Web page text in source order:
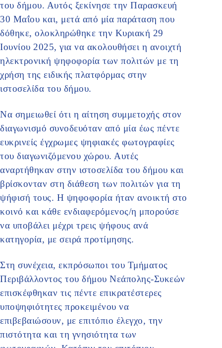
του δήμου. Αυτός ξεκίνησε την Παρασκευή
30 Μαΐου και, μετά από μία παράταση που
δόθηκε, ολοκληρώθηκε την Κυριακή 29
Ιουνίου 2025, για να ακολουθήσει η ανοιχτή
ηλεκτρονική ψηφοφορία των πολιτών με τη
χρήση της ειδικής πλατφόρμας στην
ιστοσελίδα του δήμου.
Να σημειωθεί ότι η αίτηση συμμετοχής στον
διαγωνισμό συνοδευόταν από μία έως πέντε
ευκρινείς έγχρωμες ψηφιακές φωτογραφίες
του διαγωνιζόμενου χώρου. Αυτές
αναρτήθηκαν στην ιστοσελίδα του δήμου και
βρίσκονταν στη διάθεση των πολιτών για τη
ψήφισή τους. Η ψηφοφορία ήταν ανοικτή στο
κοινό και κάθε ενδιαφερόμενος/η μπορούσε
να υποβάλει μέχρι τρεις ψήφους ανά
κατηγορία, με σειρά προτίμησης.
Στη συνέχεια, εκπρόσωποι του Τμήματος
Περιβάλλοντος του δήμου Νεάπολης-Συκεών
επισκέφθηκαν τις πέντε επικρατέστερες
υποψηφιότητες προκειμένου να
επιβεβαιώσουν, με επιτόπιο έλεγχο, την
πιστότητα και τη γνησιότητα των